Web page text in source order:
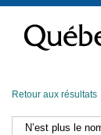
contenu
Retour aux résultats
N’est plus le